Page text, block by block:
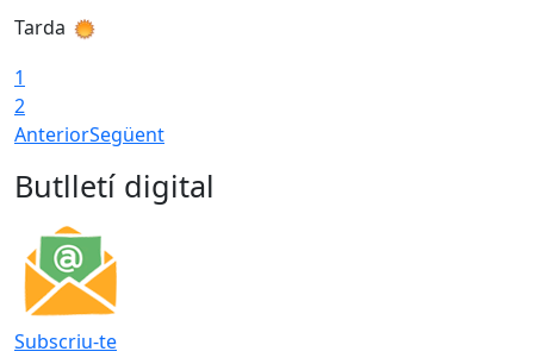
Tarda
1
2
AnteriorSegüent
Butlletí digital
Subscriu-te